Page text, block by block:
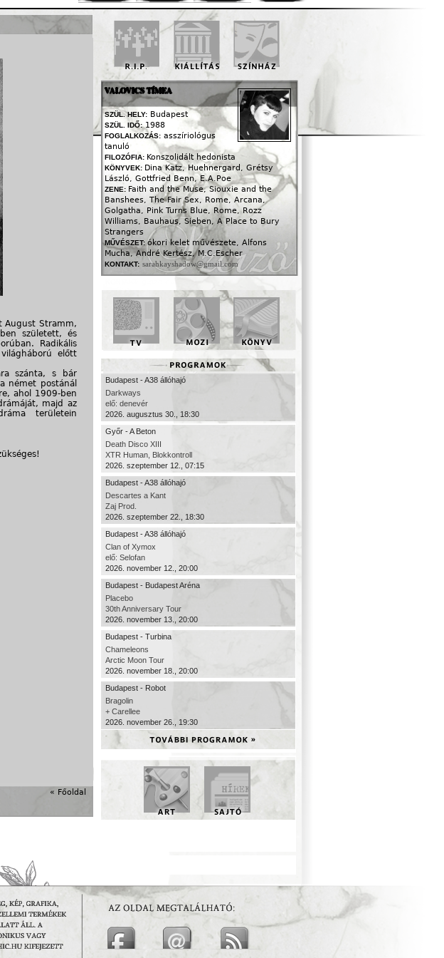
August Stramm,
született, és
Radikális
előtt
szánta, s bár
német postánál
ahol 1909-ben
majd az
területein
« Főoldal
VALOVICS TÍMEA
SZÜL. HELY: Budapest
SZÜL. IDŐ: 1988
FOGLALKOZÁS: asszíriológus
tanuló
FILOZÓFIA: Konszolidált hedonista
KÖNYVEK: Dina Katz, Huehnergard, Grétsy
László, Gottfried Benn, E.A.Poe
ZENE: Faith and the Muse, Siouxie and the
Banshees, The Fair Sex, Rome, Arcana,
Golgatha, Pink Turns Blue, Rome, Rozz
Williams, Bauhaus, Sieben, A Place to Bury
Strangers
MŰVÉSZET:ókori kelet művészete, Alfons
Mucha, André Kertész, M.C.Escher
KONTAKT: sarahkayshadow@gmail.com
Budapest - A38 állóhajó
Darkways
elő: denevér
2026. augusztus 30., 18:30
Győr - A Beton
Death Disco XIII
XTR Human, Blokkontroll
2026. szeptember 12., 07:15
Budapest - A38 állóhajó
Descartes a Kant
Zaj Prod.
2026. szeptember 22., 18:30
Budapest - A38 állóhajó
Clan of Xymox
elő: Selofan
2026. november 12., 20:00
Budapest - Budapest Aréna
Placebo
30th Anniversary Tour
2026. november 13., 20:00
Budapest - Turbina
Chameleons
Arctic Moon Tour
2026. november 18., 20:00
Budapest - Robot
Bragolin
+ Carellee
2026. november 26., 19:30